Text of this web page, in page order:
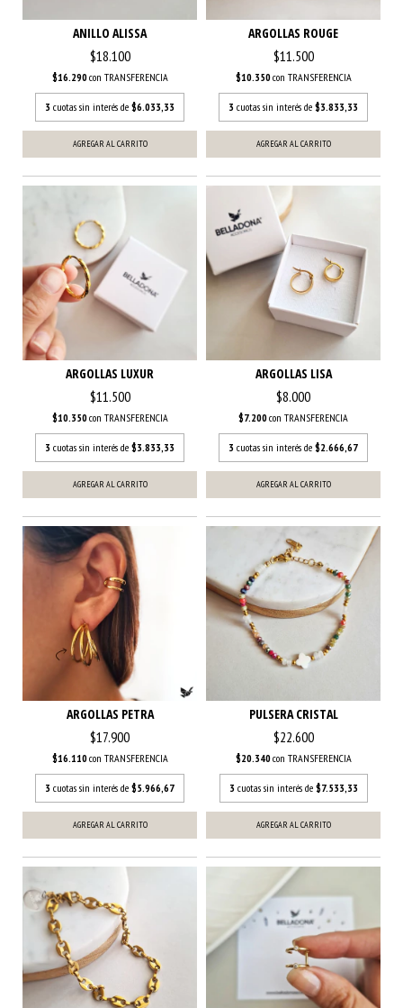
ANILLO ALISSA
$18.100
$16.290con TRANSFERENCIA
3 cuotas sin interés de $6.033,33
AGREGAR AL CARRITO
ARGOLLAS ROUGE
$11.500
$10.350con TRANSFERENCIA
3 cuotas sin interés de $3.833,33
AGREGAR AL CARRITO
ARGOLLAS LUXUR
$11.500
$10.350con TRANSFERENCIA
3 cuotas sin interés de $3.833,33
AGREGAR AL CARRITO
ARGOLLAS LISA
$8.000
$7.200con TRANSFERENCIA
3 cuotas sin interés de $2.666,67
AGREGAR AL CARRITO
ARGOLLAS PETRA
$17.900
$16.110con TRANSFERENCIA
3 cuotas sin interés de $5.966,67
PULSERA CRISTAL
$22.600
$20.340con TRANSFERENCIA
3 cuotas sin interés de $7.533,33